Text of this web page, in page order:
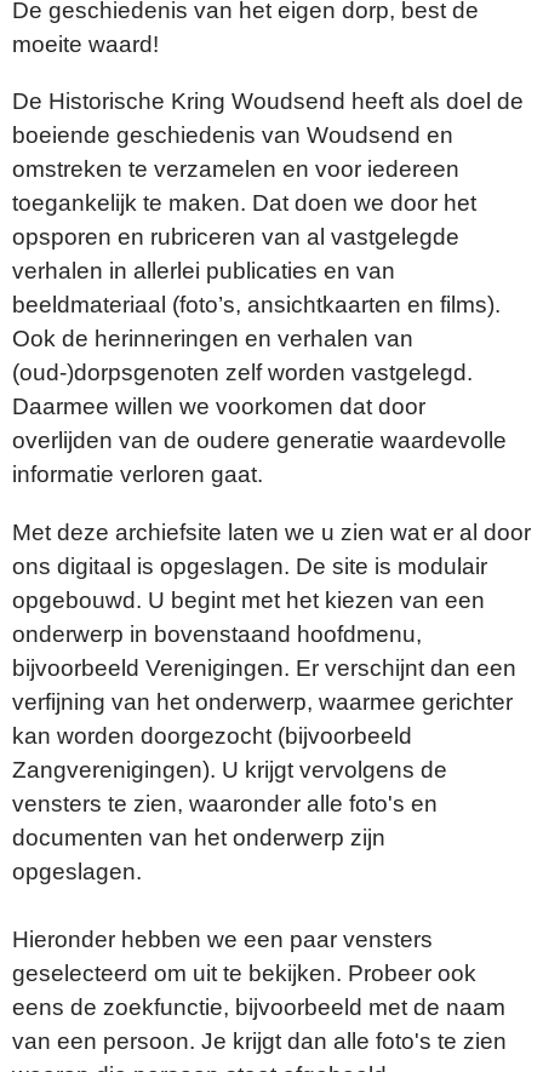
De geschiedenis van het eigen dorp, best de
moeite waard!
De Historische Kring Woudsend heeft als doel de
boeiende geschiedenis van Woudsend en
omstreken te verzamelen en voor iedereen
toegankelijk te maken. Dat doen we door het
opsporen en rubriceren van al vastgelegde
verhalen in allerlei publicaties en van
beeldmateriaal (foto’s, ansichtkaarten en films).
Ook de herinneringen en verhalen van
(oud-)dorpsgenoten zelf worden vastgelegd.
Daarmee willen we voorkomen dat door
overlijden van de oudere generatie waardevolle
informatie verloren gaat.
Met deze archiefsite laten we u zien wat er al door
ons digitaal is opgeslagen. De site is modulair
opgebouwd. U begint met het kiezen van een
onderwerp in bovenstaand hoofdmenu,
bijvoorbeeld Verenigingen. Er verschijnt dan een
verfijning van het onderwerp, waarmee gerichter
kan worden doorgezocht (bijvoorbeeld
Zangverenigingen). U krijgt vervolgens de
vensters te zien, waaronder alle foto's en
documenten van het onderwerp zijn
opgeslagen.
Hieronder hebben we een paar vensters
geselecteerd om uit te bekijken. Probeer ook
eens de zoekfunctie, bijvoorbeeld met de naam
van een persoon. Je krijgt dan alle foto's te zien